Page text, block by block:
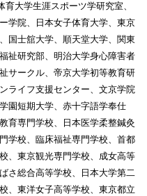
大学生涯スポーツ学研究室、
学院、日本女子体育大学、東京
国士舘大学、順天堂大学、関東
祉研究部、明治大学身心障害者
サークル、帝京大学初等教育研
ライフ支援センター、文京学院
園短期大学、赤十字語学奉仕
育専門学校、日本医学柔整鍼灸
学校、臨床福祉専門学校、首都
、東京観光専門学校、成女高等
さ総合高等学校、日本大学第二
、東洋女子高等学校、東京都立